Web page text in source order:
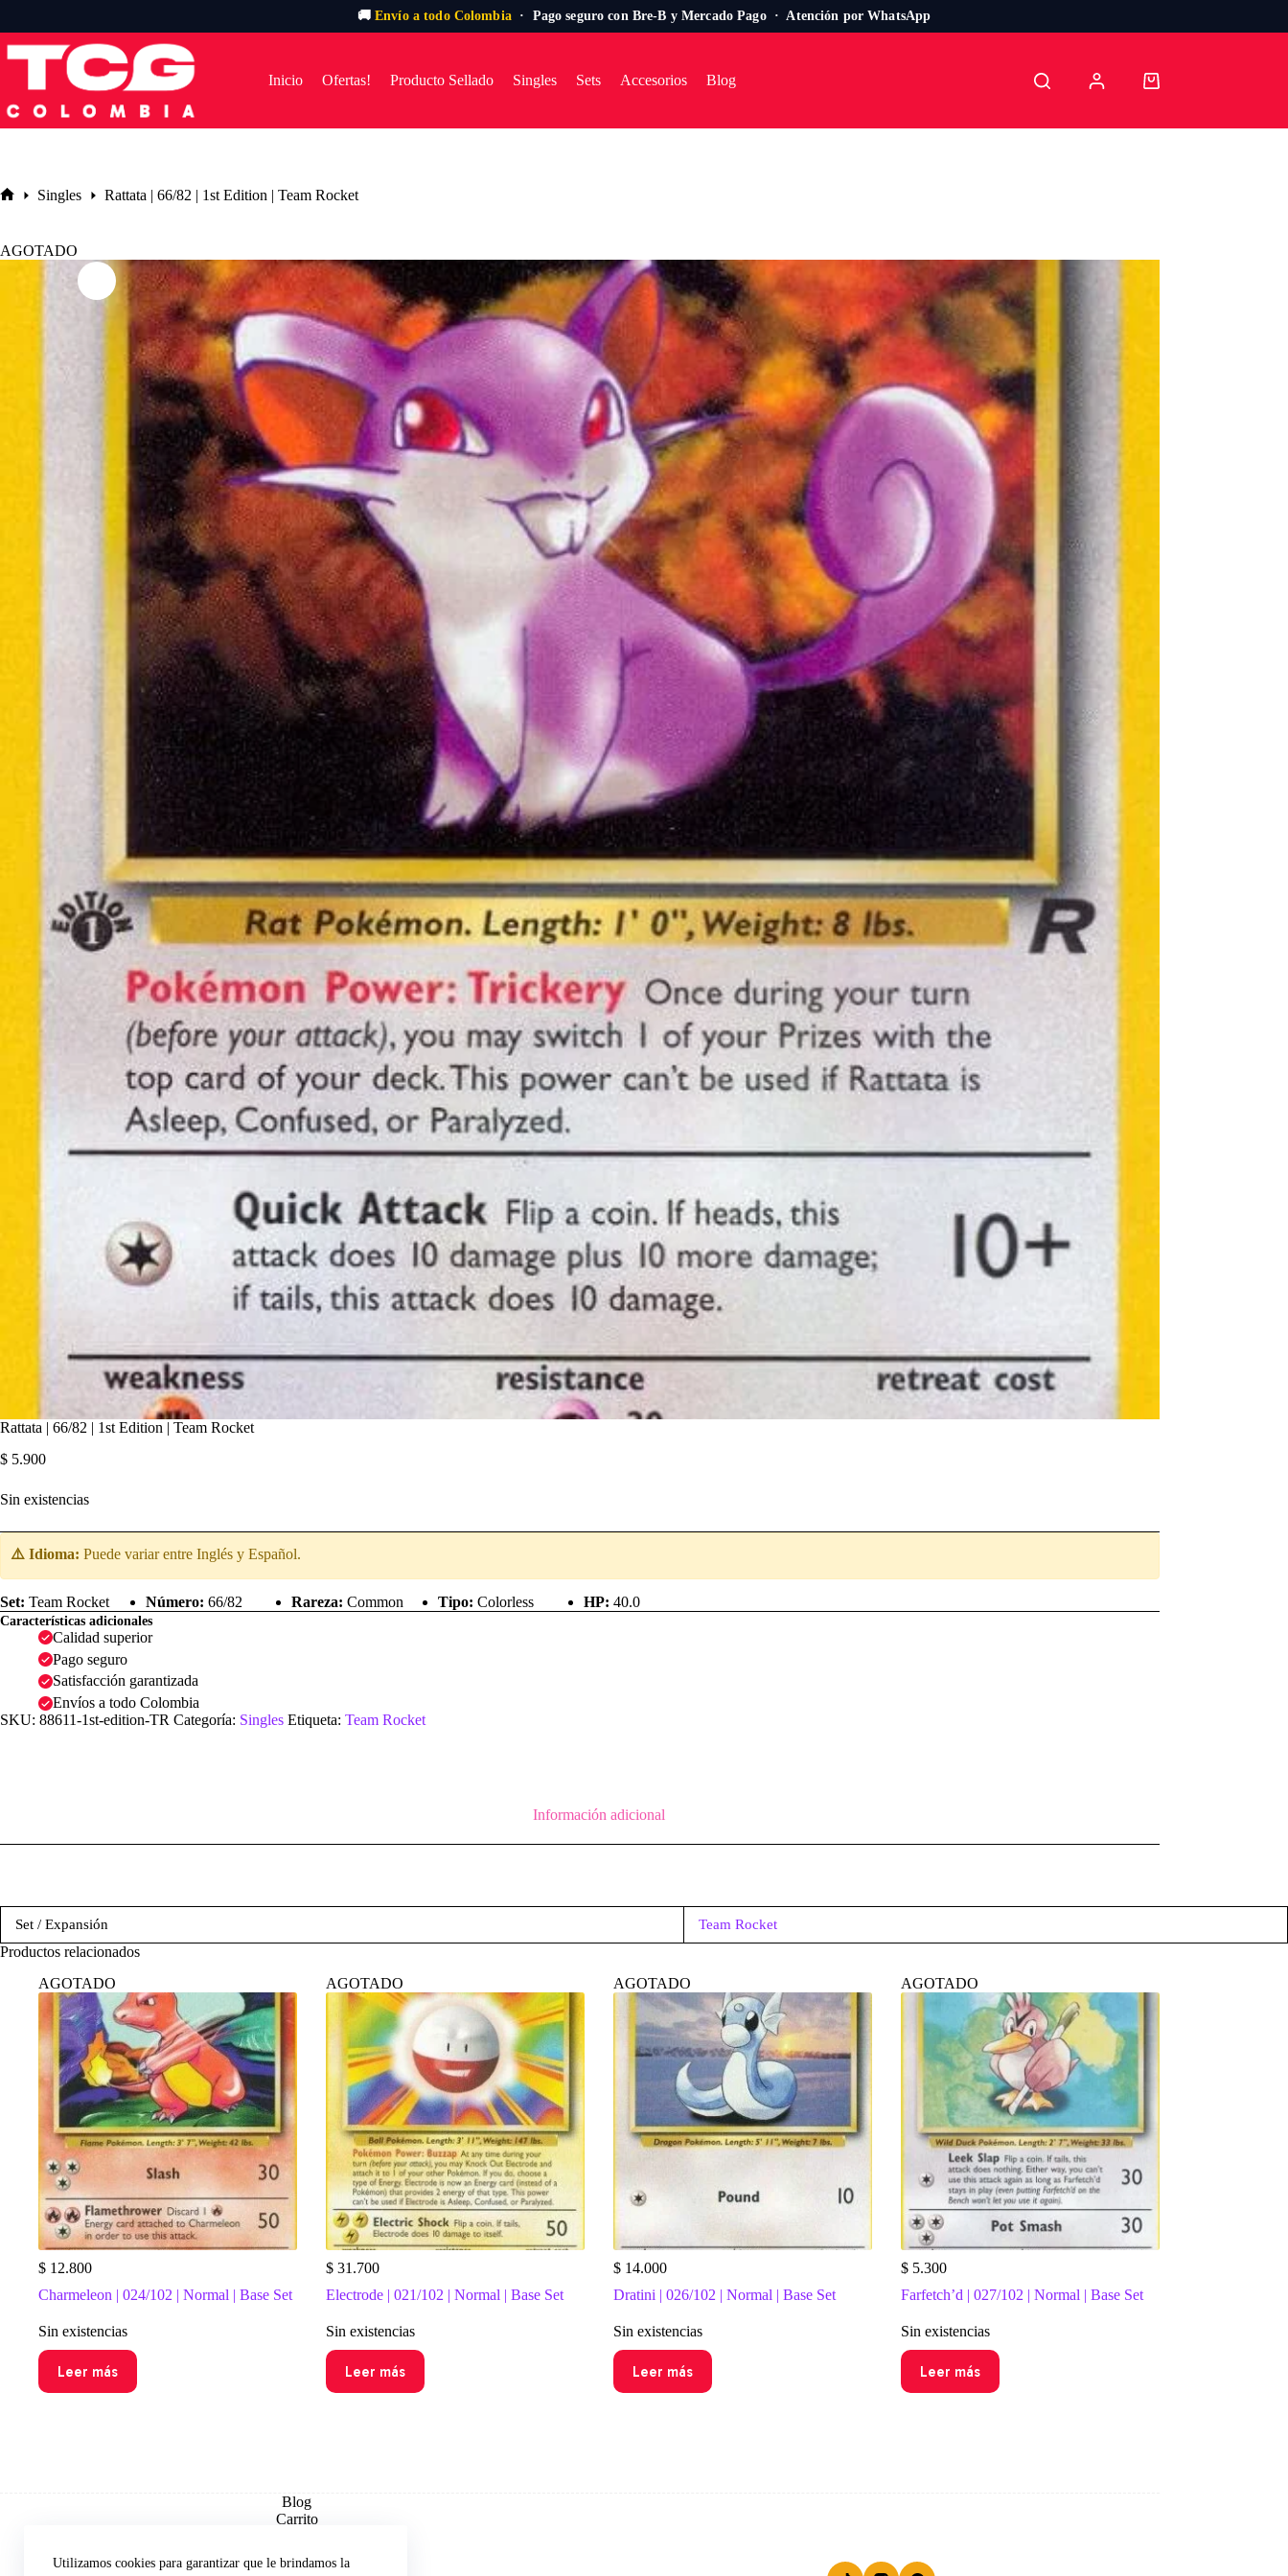
🚚 Envío a todo Colombia· Pago seguro con Bre-B y Mercado Pago · Atención por WhatsApp
al
Utilizamos cookies para garantizar que le brindamos la
Inicio Ofertas! Producto Sellado Singles Sets Accesorios Blog
Carro
Singles Rattata | 66/82 | 1st Edition | Team Rocket
AGOTADO
Rattata | 66/82 | 1st Edition | Team Rocket
$ 5.900
Sin existencias
⚠️ Idioma: Puede variar entre Inglés y Español.
Set: Team Rocket Número: 66/82 Rareza: Common Tipo: Colorless HP: 40.0
Características adicionales
Calidad superior
Pago seguro
Satisfacción garantizada
Envíos a todo Colombia
SKU: 88611-1st-edition-TR Categoría: Singles Etiqueta: Team Rocket
Información adicional
Set / Expansión Team Rocket
Productos relacionados
AGOTADO
$ 12.800
Charmeleon | 024/102 | Normal | Base Set
Sin existencias
Leer más
AGOTADO
$31.700
Electrode | 021/102 | Normal | Base Set
Sin existencias
Leer más
AGOTADO
$14.000
Dratini | 026/102 | Normal | Base Set
Sin existencias
Leer más
AGOTADO
$5.300
Farfetch’d | 027/102 | Normal | Base Set
Sin existencias
Leer más
Blog
Carrito
Explorar por Set